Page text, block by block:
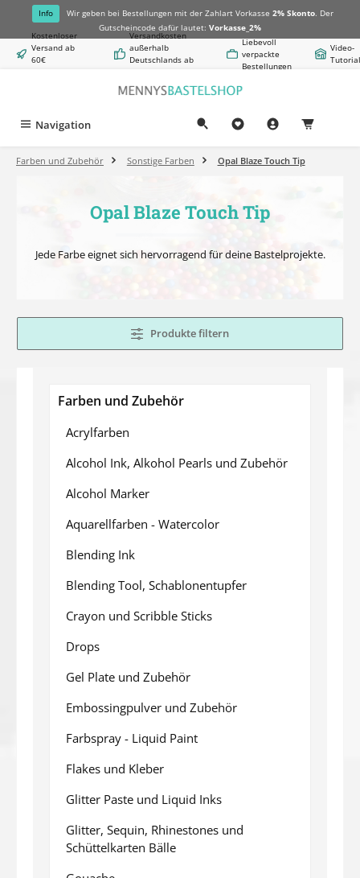
springen
Info Wir geben bei Bestellungen mit der Zahlart Vorkasse 2% Skonto. Der
Gutscheincode dafür lautet: Vorkasse_2%
Kostenloser
Versand ab
60€
Versandkosten
außerhalb
Deutschlands ab
Liebevoll
verpackte
Bestellungen
Video-
Navigation
Farben und Zubehör Sonstige Farben Opal Blaze Touch Tip
Opal Blaze Touch Tip
Jede Farbe eignet sich hervorragend für deine Bastelprojekte.
Produkte filtern
Farben und Zubehör
Acrylfarben
Alcohol Ink, Alkohol Pearls und Zubehör
Alcohol Marker
Aquarellfarben - Watercolor
Blending Ink
Blending Tool, Schablonentupfer
Crayon und Scribble Sticks
Drops
Gel Plate und Zubehör
Embossingpulver und Zubehör
Farbspray - Liquid Paint
Flakes und Kleber
Glitter Paste und Liquid Inks
Glitter, Sequin, Rhinestones und
Schüttelkarten Bälle